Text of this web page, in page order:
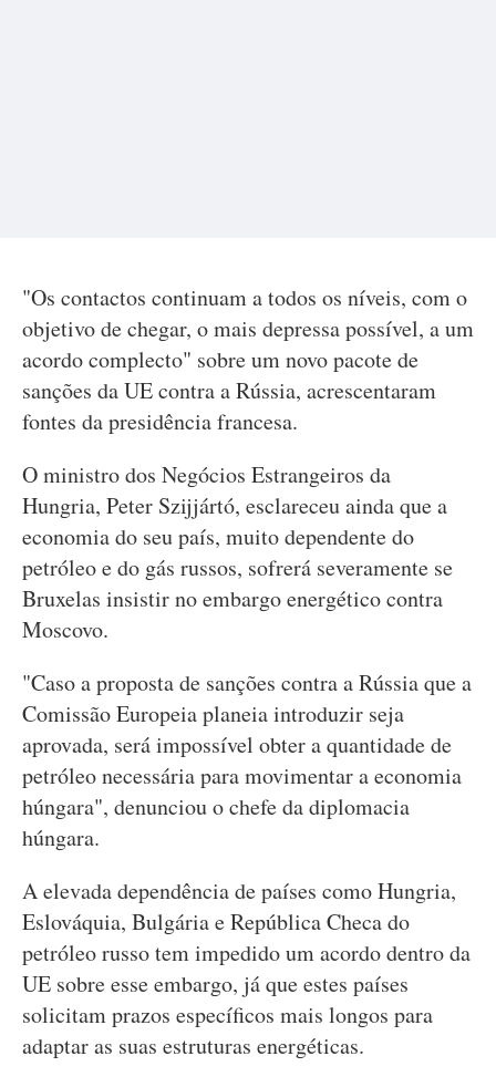
"Os contactos continuam a todos os níveis, com o
objetivo de chegar, o mais depressa possível, a um
acordo complecto" sobre um novo pacote de
sanções da UE contra a Rússia, acrescentaram
fontes da presidência francesa.
O ministro dos Negócios Estrangeiros da
Hungria, Peter Szijjártó, esclareceu ainda que a
economia do seu país, muito dependente do
petróleo e do gás russos, sofrerá severamente se
Bruxelas insistir no embargo energético contra
Moscovo.
"Caso a proposta de sanções contra a Rússia que a
Comissão Europeia planeia introduzir seja
aprovada, será impossível obter a quantidade de
petróleo necessária para movimentar a economia
húngara", denunciou o chefe da diplomacia
húngara.
A elevada dependência de países como Hungria,
Eslováquia, Bulgária e República Checa do
petróleo russo tem impedido um acordo dentro da
UE sobre esse embargo, já que estes países
solicitam prazos específicos mais longos para
adaptar as suas estruturas energéticas.